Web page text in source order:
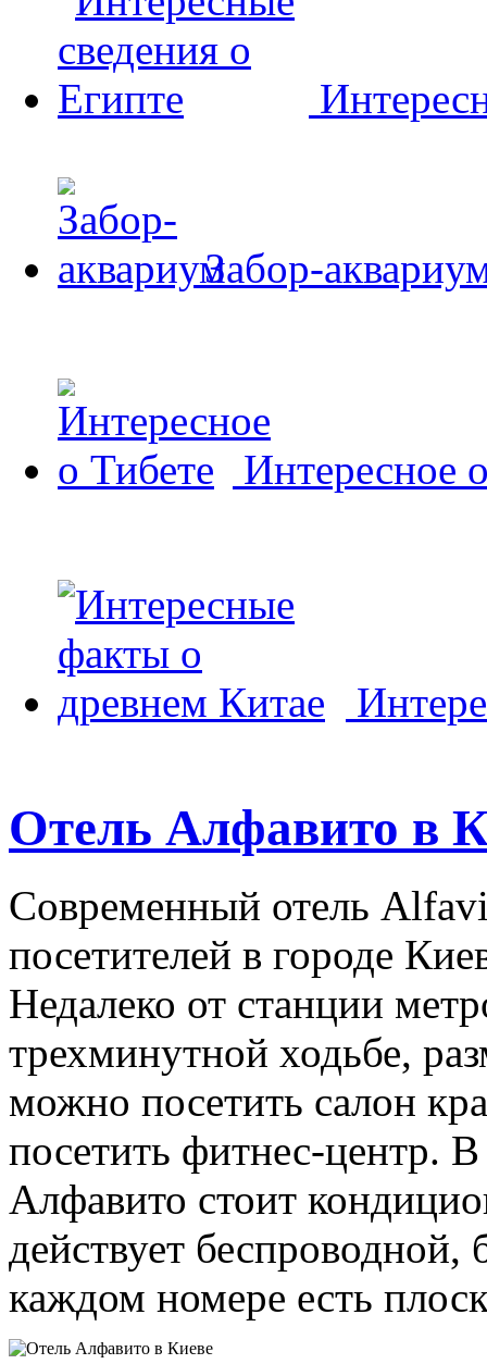
Забор-
Интересное
Отель Алфавито в
Современный отель
посетителей в городе
Недалеко от станции
трехминутной ходьбе,
можно посетить салон
посетить фитнес-центр.
Алфавито стоит
действует
каждом номере есть